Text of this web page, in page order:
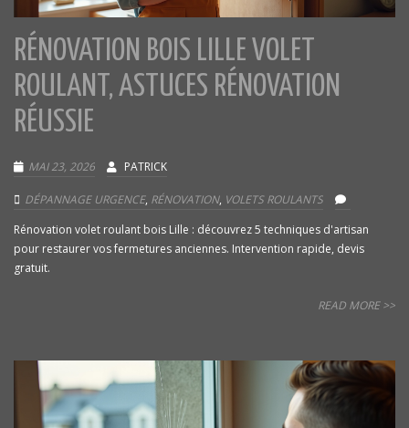
RÉNOVATION BOIS LILLE VOLET
ROULANT, ASTUCES RÉNOVATION
RÉUSSIE
MAI 23, 2026 PATRICK
DÉPANNAGE URGENCE, RÉNOVATION, VOLETS ROULANTS
Rénovation volet roulant bois Lille : découvrez 5 techniques d'artisan
pour restaurer vos fermetures anciennes. Intervention rapide, devis
gratuit.
READ MORE >>